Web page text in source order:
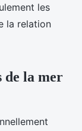
les
la relation
de la mer